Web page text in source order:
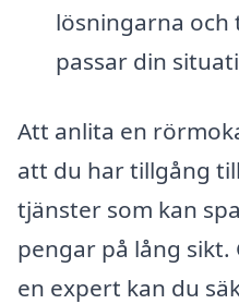
lösningarna och
passar din
Att anlita en
att du har tillgång
tjänster som kan
pengar på lång
en expert kan du